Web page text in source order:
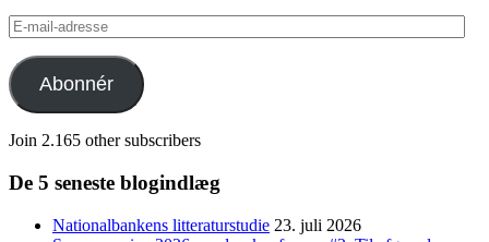
E-
mail-
adresse
Abonnér
Join 2.165 other subscribers
De 5 seneste blogindlæg
Nationalbankens litteraturstudie 23. juli 2026